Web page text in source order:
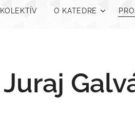
O KATEDRE
Juraj